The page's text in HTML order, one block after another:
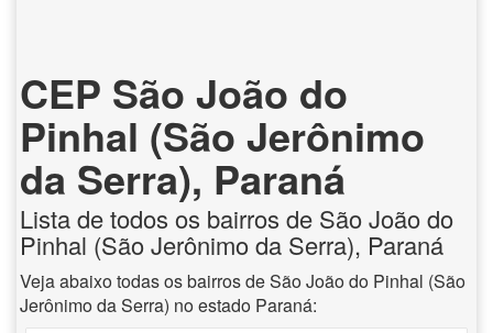
CEP São João do
Pinhal (São Jerônimo
da Serra), Paraná
Lista de todos os bairros de São João do
Pinhal (São Jerônimo da Serra), Paraná
Veja abaixo todas os bairros de São João do Pinhal (São
Jerônimo da Serra) no estado Paraná: